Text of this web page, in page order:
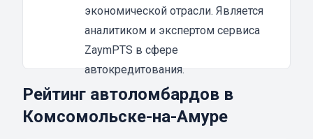
под залог ПТС {{ toponym_name }}– от 70 до
80% от рыночной стоимости машины;
под залог автомобиля– до 90% от стоимости
транспортного средства.
Если вы решили воспользоваться услугой
займа в автоломбарде, то машиной вы
сможете пользоваться до полной выплаты
экономической отрасли. Является
аналитиком и экспертом сервиса
ZaymPTS в сфере
автокредитования.
Рейтинг автоломбардов в
Комсомольске-на-Амуре